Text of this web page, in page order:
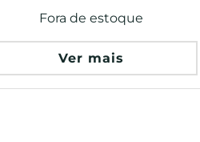
Fora de estoque
Ver mais